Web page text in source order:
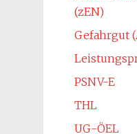
(zEN)
Gefahrgut
PSNV-E
THL
UG-ÖEL